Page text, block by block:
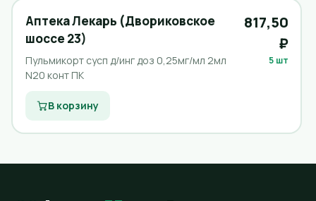
Аптека Лекарь (Двориковское
шоссе 23)
Пульмикорт сусп д/инг доз 0,25мг/мл 2мл
N20 конт ПК
817,50
₽
5 шт
В корзину